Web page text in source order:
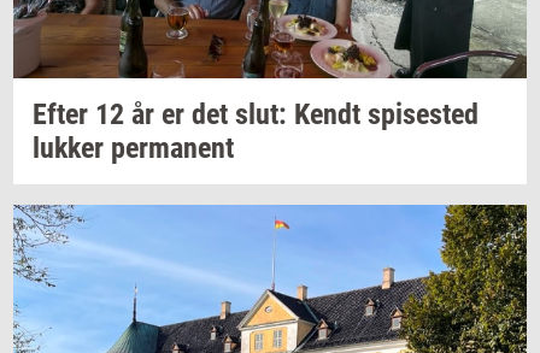
Efter 12 år er det slut: Kendt spi­se­sted
luk­ker per­ma­nent